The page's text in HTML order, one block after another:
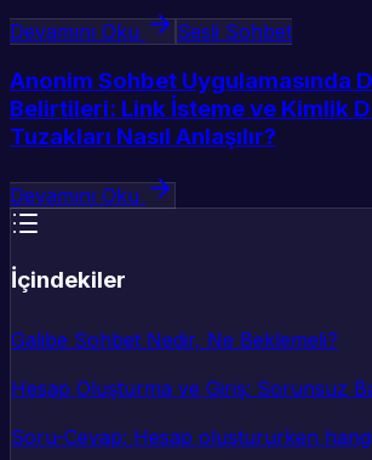
Devamını Oku Sesli Sohbet
Anonim Sohbet Uygulamasında
Belirtileri: Link İsteme ve Kimlik
Tuzakları Nasıl Anlaşılır?
Devamını Oku
İçindekiler
Galibe Sohbet Nedir, Ne Beklemeli?
Hesap Oluşturma ve Giriş: Sorunsuz
Soru-Cevap: Hesap oluştururken